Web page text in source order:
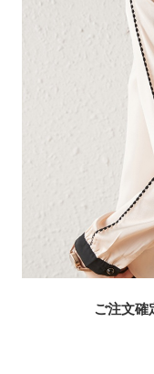
ご注文確